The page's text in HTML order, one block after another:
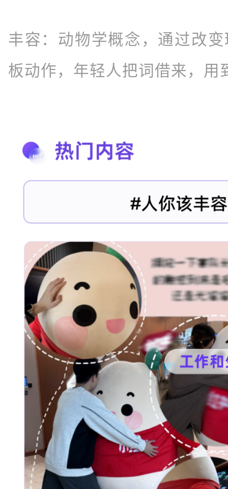
丰容： 动物学概念，通过改
板动作，年轻人把词借来，用